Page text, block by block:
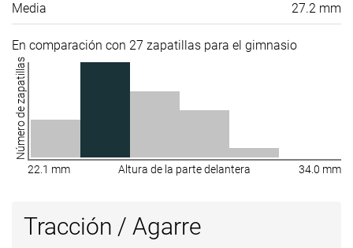
Media 27.2 mm
En comparación con 27 zapatillas para el gimnasio
Número de zapatillas
22.1 mm Altura de la parte delantera 34.0 mm
Tracción / Agarre